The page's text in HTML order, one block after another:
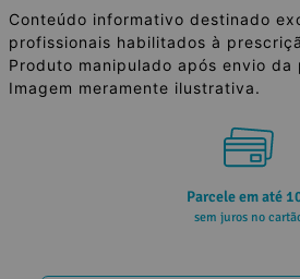
Conteúdo informativo destinado
profissionais habilitados à
Produto manipulado após envio da
Imagem meramente ilustrativa.
Parcele em até
sem juros no cartão